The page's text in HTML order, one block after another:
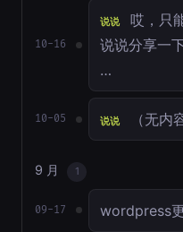
10-16
说说
哎，只
说说分享一
…
10-05 说说 （无内
9 月 1
09-17 wordpress